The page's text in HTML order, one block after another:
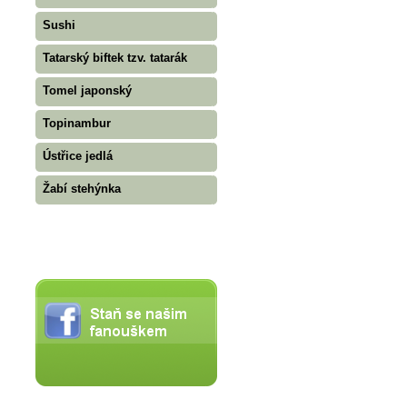
Sushi
Tatarský biftek tzv. tatarák
Tomel japonský
Topinambur
Ústřice jedlá
Žabí stehýnka